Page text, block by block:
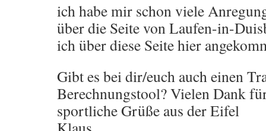
ich habe mir schon viele
über die Seite von Laufen-in-
ich über diese Seite hier
Gibt es bei dir/euch auch einen
Berechnungstool? Vielen Dank
sportliche Grüße aus der Eifel